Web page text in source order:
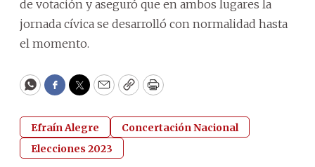
de votación y aseguró que en ambos lugares la
jornada cívica se desarrolló con normalidad hasta
el momento.
WhatsApp
Facebook
Twitter
EmailCopyPrint
Efraín Alegre
Concertación Nacional
Elecciones 2023